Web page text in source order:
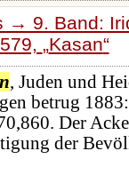
→ 9. Band:
Kasan
, Juden und
betrug
Der
der